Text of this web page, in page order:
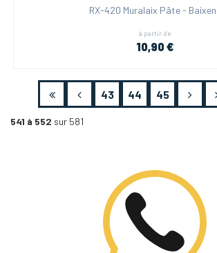
RX-420 Muralaix Pâte -
à partir de
10,90 €
541 à 552 sur 581
43 44 45